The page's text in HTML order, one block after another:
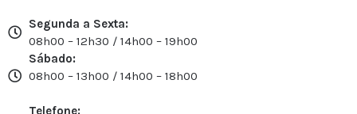
Segunda a Sexta:
08h00 – 12h30 / 14h00 – 19h00
Sábado:
08h00 – 13h00 / 14h00 – 18h00
Telefone: